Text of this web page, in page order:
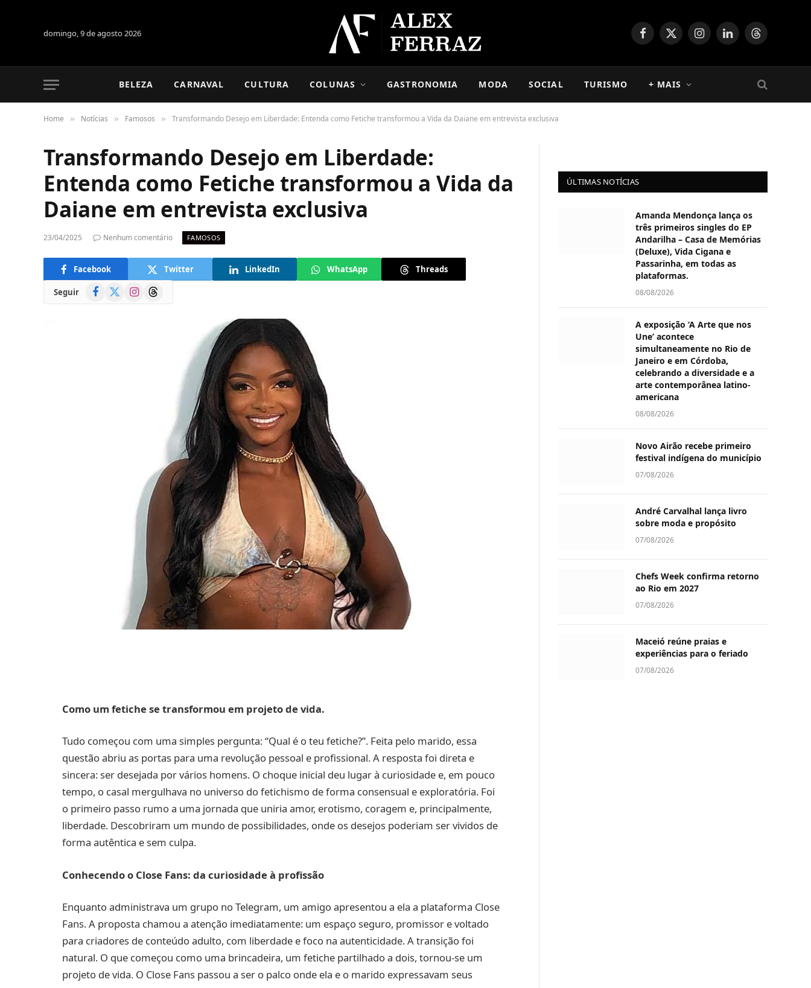
domingo, 9 de agosto 2026 Facebook
X
InstagramLinkedInThreads
BELEZA CARNAVAL CULTURA COLUNAS GASTRONOMIA MODA SOCIAL TURISMO + MAIS
Home » Notícias » Famosos » Transformando Desejo em Liberdade: Entenda como Fetiche transformou a Vida da Daiane em entrevista exclusiva
Transformando Desejo em Liberdade:
Entenda como Fetiche transformou a Vida da
Daiane em entrevista exclusiva
23/04/2025 Nenhum comentário FAMOSOS
Facebook Twitter LinkedIn WhatsApp Threads
Seguir Facebook
(Twitter)
InstagramThreads
Como um fetiche se transformou em projeto de vida.
Tudo começou com uma simples pergunta: “Qual é o teu fetiche?”. Feita pelo marido, essa
questão abriu as portas para uma revolução pessoal e profissional. A resposta foi direta e
sincera: ser desejada por vários homens. O choque inicial deu lugar à curiosidade e, em pouco
tempo, o casal mergulhava no universo do fetichismo de forma consensual e exploratória. Foi
o primeiro passo rumo a uma jornada que uniria amor, erotismo, coragem e, principalmente,
liberdade. Descobriram um mundo de possibilidades, onde os desejos poderiam ser vividos de
forma autêntica e sem culpa.
Conhecendo o Close Fans: da curiosidade à profissão
Enquanto administrava um grupo no Telegram, um amigo apresentou a ela a plataforma Close
Fans. A proposta chamou a atenção imediatamente: um espaço seguro, promissor e voltado
para criadores de conteúdo adulto, com liberdade e foco na autenticidade. A transição foi
natural. O que começou como uma brincadeira, um fetiche partilhado a dois, tornou-se um
projeto de vida. O Close Fans passou a ser o palco onde ela e o marido expressavam seus
ÚLTIMAS NOTÍCIAS
Amanda Mendonça lança os
três primeiros singles do EP
Andarilha – Casa de Memórias
(Deluxe), Vida Cigana e
Passarinha, em todas as
plataformas.
08/08/2026
A exposição ‘A Arte que nos
Une’ acontece
simultaneamente no Rio de
Janeiro e em Córdoba,
celebrando a diversidade e a
arte contemporânea latino-
americana
08/08/2026
Novo Airão recebe primeiro
festival indígena do município
07/08/2026
André Carvalhal lança livro
sobre moda e propósito
07/08/2026
Chefs Week confirma retorno
ao Rio em 2027
07/08/2026
Maceió reúne praias e
experiências para o feriado
07/08/2026